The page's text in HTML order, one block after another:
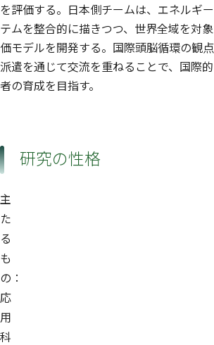
を評価する。日本側チームは、エネルギ
テムを整合的に描きつつ、世界全域を対
価モデルを開発する。国際頭脳循環の観
派遣を通じて交流を重ねることで、国際
者の育成を目指す。
研究の性格
主
た
る
も
の：
応
用
科